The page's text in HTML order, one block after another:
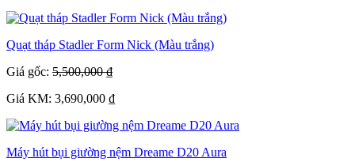
Quạt tháp Stadler Form Nick (Màu trắng)
Giá gốc: 5,500,000 ₫
Giá KM: 3,690,000 ₫
Máy hút bụi giường nệm Dreame D20 Aura